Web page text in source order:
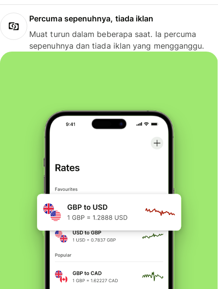
Percuma sepenuhnya, tiada iklan
Muat turun dalam beberapa saat. Ia percuma
sepenuhnya dan tiada iklan yang mengganggu.